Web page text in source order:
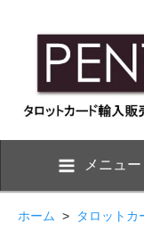
メニュー
ホーム > タロットカ